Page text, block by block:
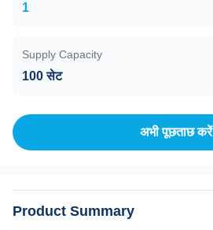
1
Supply Capacity
100 सेट
अभी पूछताछ करें
Product Summary